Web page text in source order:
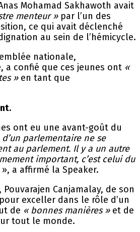
Mohamad Sakhawoth avait
menteur »par l’un des
ce qui avait déclenché
au sein de l’hémicycle.
nationale,
a confié que ces jeunes ont «
»en tant que
ont eu une avant-goût du
d’un parlementaire ne se
au parlement. Il y a un autre
important, c’est celui du
», a affirmé la Speaker.
Canjamalay, de son
exceller dans le rôle d’un
de « bonnes manières »et de
tout le monde.